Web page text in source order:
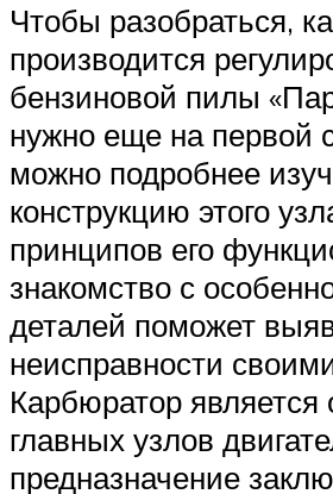
Чтобы разобраться,
производится
бензиновой пилы
нужно еще на первой
можно подробнее
конструкцию этого
принципов его
знакомство с
деталей поможет
неисправности
Карбюратор является
главных узлов
предназначение